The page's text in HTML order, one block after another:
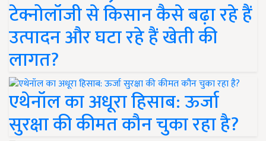
टेक्नोलॉजी से किसान कैसे बढ़ा रहे हैं
उत्पादन और घटा रहे हैं खेती की
लागत?
एथेनॉल का अधूरा हिसाब: ऊर्जा
सुरक्षा की कीमत कौन चुका रहा है?